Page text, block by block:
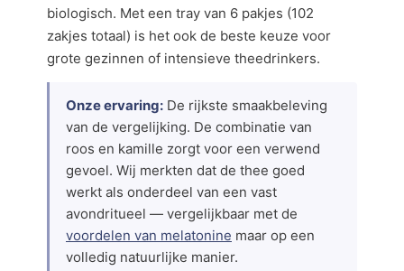
biologisch. Met een tray van 6 pakjes (102
zakjes totaal) is het ook de beste keuze voor
grote gezinnen of intensieve theedrinkers.
Onze ervaring: De rijkste smaakbeleving
van de vergelijking. De combinatie van
roos en kamille zorgt voor een verwend
gevoel. Wij merkten dat de thee goed
werkt als onderdeel van een vast
avondritueel — vergelijkbaar met de
voordelen van melatonine maar op een
volledig natuurlijke manier.